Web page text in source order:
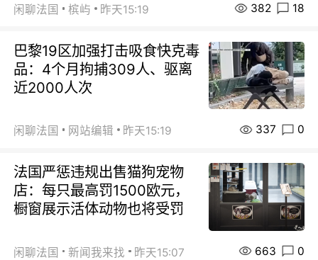
闲聊法国 槟屿 昨天15:19 382 18
巴黎19区加强打击吸食快克毒
品：4个月拘捕309人、驱离
近2000人次
闲聊法国 网站编辑 昨天15:19 337 0
法国严惩违规出售猫狗宠物
店：每只最高罚1500欧元，
橱窗展示活体动物也将受罚
闲聊法国 新闻我来找 昨天15:07 663 0